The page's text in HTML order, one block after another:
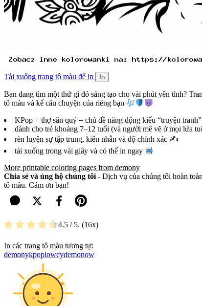
Tải xuống trang tô màu để in In
Bạn đang tìm một thứ gì đó sáng tạo cho vài phút yên tĩnh?
tô màu và kể câu chuyện của riêng bạn
KPop + thợ săn quỷ = chủ đề năng động kiểu “truyện tranh”
dành cho trẻ khoảng 7–12 tuổi (và người mê vẽ ở mọi lứa
rèn luyện sự tập trung, kiên nhẫn và độ chính xác ✍️
tải xuống trong vài giây và có thể in ngay
More printable coloring pages from demony
Chia sẻ và ủng hộ chúng tôi - Dịch vụ của chúng tôi hoàn
tô màu. Cảm ơn bạn!
4.5 / 5. 16
In các trang tô màu tương tự:
demonykpoplowcydemonow